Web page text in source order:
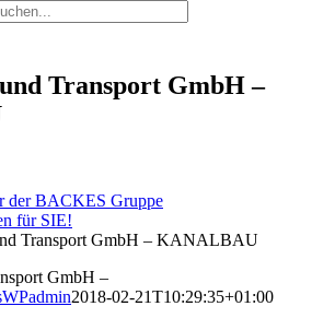
Transport GmbH –
der BACKES Gruppe
für SIE!
Transport GmbH – KANALBAU
GmbH –
2018-02-21T10:29:35+01:00